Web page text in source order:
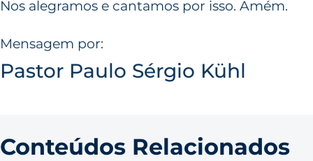
Nos alegramos e cantamos por isso. Amém.
Mensagem por:
Pastor Paulo Sérgio Kühl
Conteúdos Relacionados